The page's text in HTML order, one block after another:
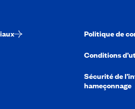
Politique de
Conditions
Sécurité de
hameçonnage